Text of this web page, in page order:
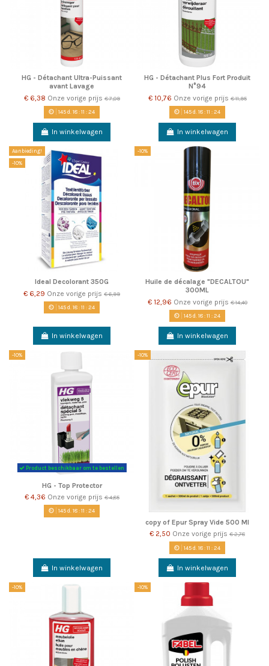
HG - Détachant Ultra-Puissant
avant Lavage
€ 6,38 Onze vorige prijs€ 7,09
145d.18:11 :22
In winkelwagen
HG - Détachant Plus Fort Produit
N°94
€ 10,76 Onze vorige prijs€ 11,95
145d.18:11 :22
In winkelwagen
Aanbieding!
-10%
Ideal Decolorant 350G
€ 6,29 Onze vorige prijs € 6,99
145d. 18:11 :22
In winkelwagen
-10%
Huile de décalage "DECALTOU"
300ML
€ 12,96 Onze vorige prijs€ 14,40
145d. 18:11 :22
In winkelwagen
-10%
Product beschikbaar om te bestellen
HG - Top Protector
€ 4,36 Onze vorige prijs€ 4,85
145d.18:11 :22
In winkelwagen
-10%
copy of Epur Spray Vide 500 Ml
€ 2,50 Onze vorige prijs € 2,78
145d. 18:11 :22
In winkelwagen
-10% -10%